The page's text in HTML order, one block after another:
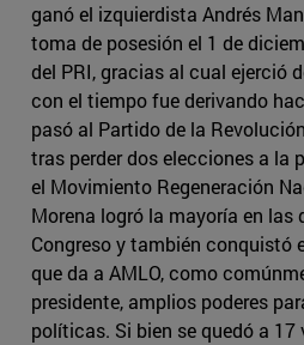
ganó el izquierdista Andrés
toma de posesión el 1 de
del PRI, gracias al cual ejerció
con el tiempo fue derivando
pasó al Partido de la
tras perder dos elecciones a la
el Movimiento Regeneración
Morena logró la mayoría en las
Congreso y también conquistó
que da a AMLO, como
presidente, amplios poderes
políticas. Si bien se quedó a